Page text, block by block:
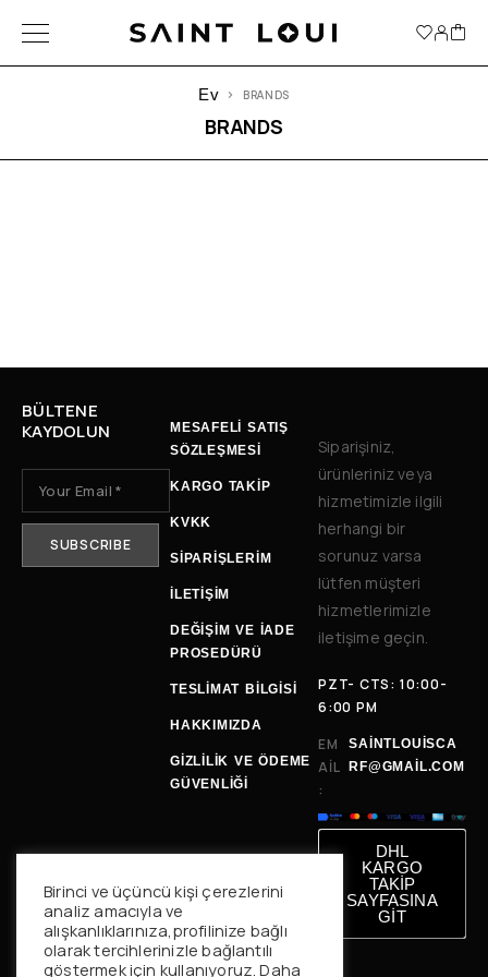
BRANDS
Ev BRANDS
BÜLTENE
KAYDOLUN
MESAFELİ SATIŞ
SÖZLEŞMESİ
KARGO TAKİP
KVKK
SİPARİŞLERİM
İLETIŞIM
DEĞIŞIM VE İADE
PROSEDÜRÜ
TESLIMAT BILGISI
HAKKIMIZDA
GİZLİLİK VE ÖDEME
GÜVENLİĞİ
Siparişiniz,
ürünleriniz veya
hizmetimizle ilgili
herhangi bir
sorunuz varsa
lütfen müşteri
hizmetlerimizle
iletişime geçin.
PZT- CTS: 10:00-
6:00 PM
EM
AIL
:
SAINTLOUISCA
RF@GMAIL.COM
DHL
KARGO
TAKİP
SAYFASINA
GİT
Birinci ve üçüncü kişi çerezlerini
analiz amacıyla ve
alışkanlıklarınıza,profilinize bağlı
olarak tercihlerinizle bağlantılı
göstermek için kullanıyoruz. Daha